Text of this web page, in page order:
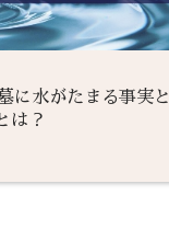
に水がたまる事実と
は？